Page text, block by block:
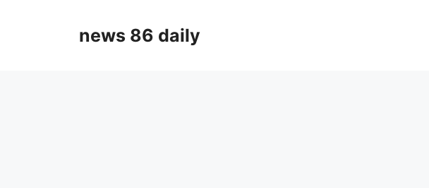
news 86 daily